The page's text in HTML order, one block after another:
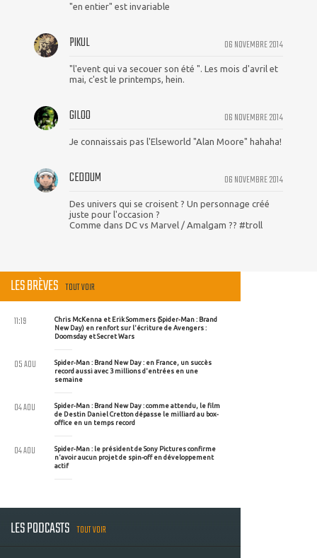
"en entier" est invariable
06 NOVEMBRE 2014
PIKUL
"l'event qui va secouer son été ". Les mois d'avril et
mai, c'est le printemps, hein.
06 NOVEMBRE 2014
GILOO
Je connaissais pas l'Elseworld "Alan Moore" hahaha!
06 NOVEMBRE 2014
CEDDUM
Des univers qui se croisent ? Un personnage créé
juste pour l'occasion ?
Comme dans DC vs Marvel / Amalgam ?? #troll
LES BRÈVES TOUT VOIR
Chris McKenna et Erik Sommers (Spider-Man : Brand
New Day) en renfort sur l'écriture de Avengers :
Doomsday et Secret Wars
11:19
Spider-Man : Brand New Day : en France, un succès
record aussi avec 3 millions d'entrées en une
semaine
05 AOU
Spider-Man : Brand New Day : comme attendu, le film
de Destin Daniel Cretton dépasse le milliard au box-
office en un temps record
04 AOU
Spider-Man : le président de Sony Pictures confirme
n'avoir aucun projet de spin-off en développement
actif
04 AOU
LES PODCASTS TOUT VOIR